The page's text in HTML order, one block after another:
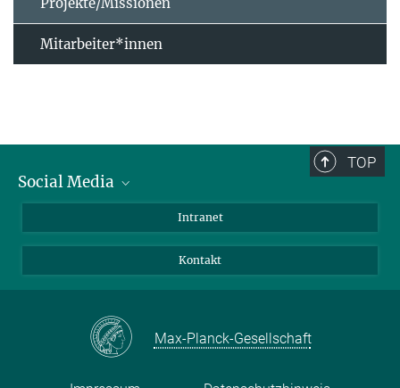
Mitarbeiter*innen
TOP
Social Media
Facebook
Instagram
Mastodon
Intranet
Kontakt
Max-Planck-Gesellschaft